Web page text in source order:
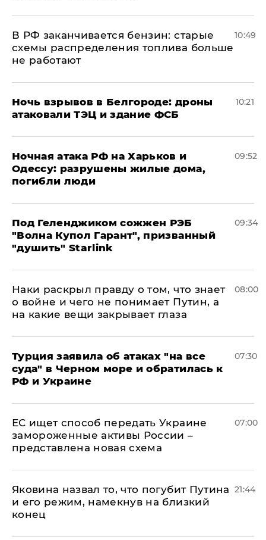
​В РФ заканчивается бензин: старые
схемы распределения топлива больше
не работают
10:49
​Ночь взрывов в Белгороде: дроны
атаковали ТЭЦ и здание ФСБ
10:21
​Ночная атака РФ на Харьков и
Одессу: разрушены жилые дома,
погибли люди
09:52
Под Геленджиком сожжен РЭБ
"Волна Купол Гарант", призванный
"душить" Starlink
09:34
Наки раскрыл правду о том, что знает
о войне и чего не понимает Путин, а
на какие вещи закрывает глаза
08:00
Турция заявила об атаках "на все
суда" в Черном море и обратилась к
РФ и Украине
07:30
ЕС ищет способ передать Украине
замороженные активы России –
представлена новая схема
07:00
Яковина назвал то, что погубит Путина
и его режим, намекнув на близкий
конец
21:44